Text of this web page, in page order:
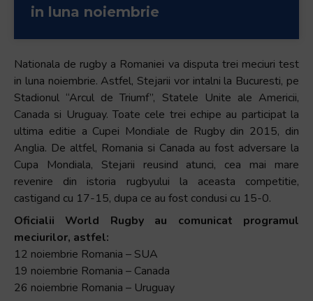
in luna noiembrie
Nationala de rugby a Romaniei va disputa trei meciuri test
in luna noiembrie. Astfel, Stejarii vor intalni la Bucuresti, pe
Stadionul “Arcul de Triumf”, Statele Unite ale Americii,
Canada si Uruguay. Toate cele trei echipe au participat la
ultima editie a Cupei Mondiale de Rugby din 2015, din
Anglia. De altfel, Romania si Canada au fost adversare la
Cupa Mondiala, Stejarii reusind atunci, cea mai mare
revenire din istoria rugbyului la aceasta competitie,
castigand cu 17-15, dupa ce au fost condusi cu 15-0.
Oficialii World Rugby au comunicat programul
meciurilor, astfel:
12 noiembrie Romania – SUA
19 noiembrie Romania – Canada
26 noiembrie Romania – Uruguay